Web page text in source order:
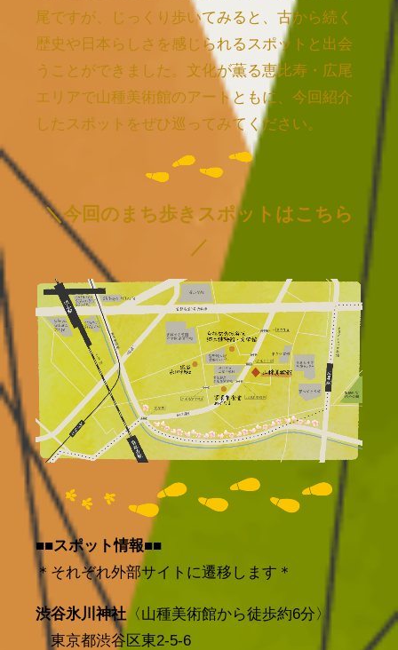
尾ですが、じっくり歩いてみると、古から続く
歴史や日本らしさを感じられるスポットと出会
うことができました。文化が薫る恵比寿・広尾
エリアで山種美術館のアートともに、今回紹介
したスポットをぜひ巡ってみてください。
＼今回のまち歩きスポットはこちら
／
■■スポット情報■■
＊それぞれ外部サイトに遷移します＊
渋谷氷川神社〈山種美術館から徒歩約6分〉
東京都渋谷区東2-5-6